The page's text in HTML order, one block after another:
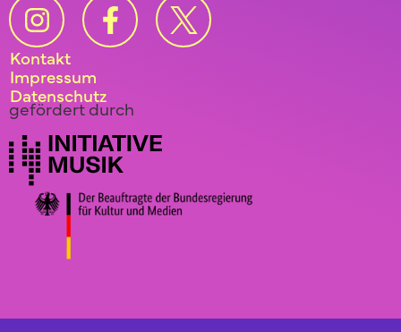
Kontakt
Impressum
Datenschutz
gefördert durch